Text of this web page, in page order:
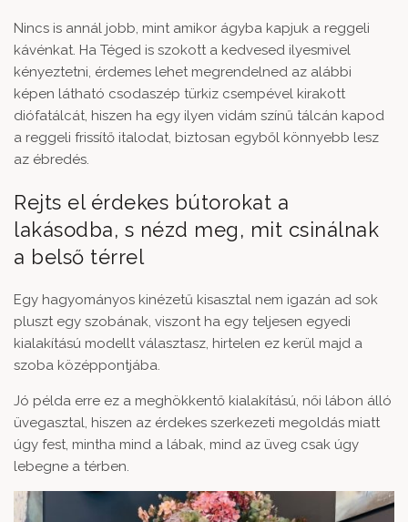
Nincs is annál jobb, mint amikor ágyba kapjuk a reggeli
kávénkat. Ha Téged is szokott a kedvesed ilyesmivel
kényeztetni, érdemes lehet megrendelned az alábbi
képen látható csodaszép türkiz csempével kirakott
diófatálcát, hiszen ha egy ilyen vidám színű tálcán kapod
a reggeli frissítő italodat, biztosan egyből könnyebb lesz
az ébredés.
Rejts el érdekes bútorokat a
lakásodba, s nézd meg, mit csinálnak
a belső térrel
Egy hagyományos kinézetű kisasztal nem igazán ad sok
pluszt egy szobának, viszont ha egy teljesen egyedi
kialakítású modellt választasz, hirtelen ez kerül majd a
szoba középpontjába.
Jó példa erre ez a meghökkentő kialakítású, női lábon álló
üvegasztal, hiszen az érdekes szerkezeti megoldás miatt
úgy fest, mintha mind a lábak, mind az üveg csak úgy
lebegne a térben.